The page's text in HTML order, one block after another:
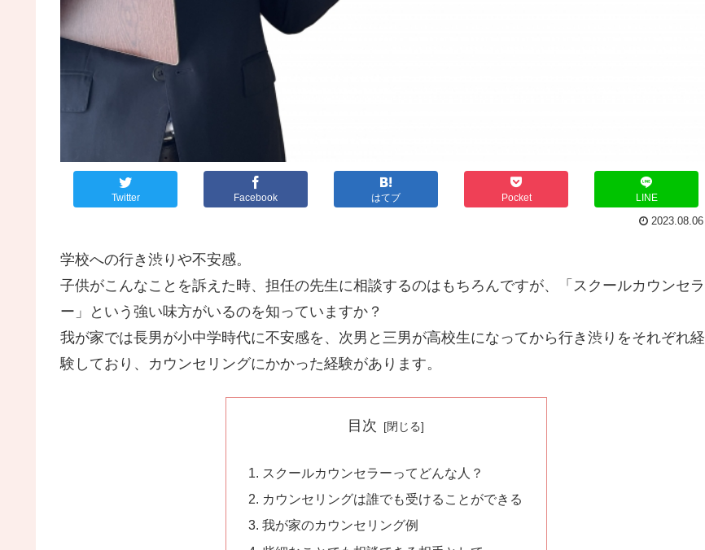
Twitter Facebook はてブ Pocket LINE
2023.08.06
学校への行き渋りや不安感。
子供がこんなことを訴えた時、担任の先生に相談するのはもちろんですが、「スクールカウンセラ
ー」という強い味方がいるのを知っていますか？
我が家では長男が小中学時代に不安感を、次男と三男が高校生になってから行き渋りをそれぞれ経
験しており、カウンセリングにかかった経験があります。
目次
スクールカウンセラーってどんな人？
カウンセリングは誰でも受けることができる
我が家のカウンセリング例